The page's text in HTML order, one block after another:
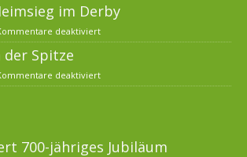
im Derby
deaktiviert
der Spitze
deaktiviert
700-jähriges Jubiläum